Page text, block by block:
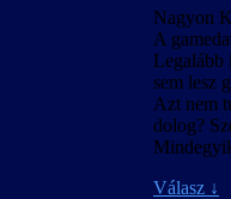
Nagyon
A
Legalább
sem lesz
Azt nem
dolog?
Válasz ↓